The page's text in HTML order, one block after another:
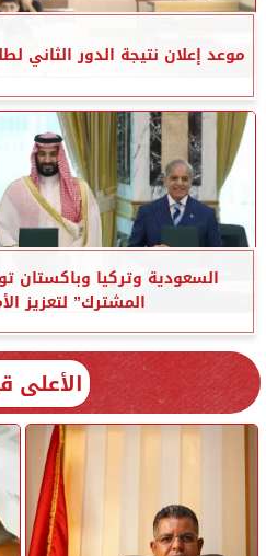
موعد إعلان نتيجة الدور الثاني
السعودية وتركيا وباكستان
المشترك” لتعزيز
الأعلى